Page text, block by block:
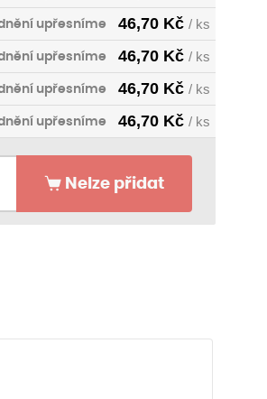
upřesníme 46,70 Kč / ks
upřesníme 46,70 Kč / ks
upřesníme 46,70 Kč / ks
upřesníme 46,70 Kč / ks
upřesníme 46,70Kč / ks
upřesníme 46,70Kč
46,70Kč
Nelze přidat